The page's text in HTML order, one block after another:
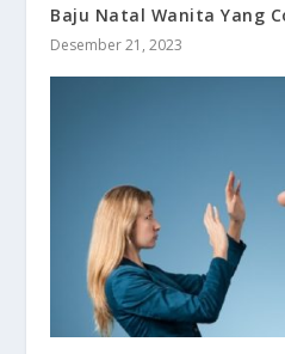
Baju Natal Wanita Yang
Desember 21, 2023